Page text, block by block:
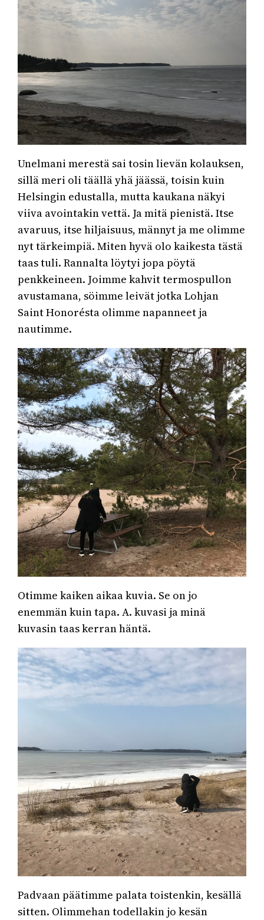
Unelmani merestä sai tosin lievän kolauksen,
sillä meri oli täällä yhä jäässä, toisin kuin
Helsingin edustalla, mutta kaukana näkyi
viiva avointakin vettä. Ja mitä pienistä. Itse
avaruus, itse hiljaisuus, männyt ja me olimme
nyt tärkeimpiä. Miten hyvä olo kaikesta tästä
taas tuli. Rannalta löytyi jopa pöytä
penkkeineen. Joimme kahvit termospullon
avustamana, söimme leivät jotka Lohjan
Saint Honorésta olimme napanneet ja
nautimme.
Otimme kaiken aikaa kuvia. Se on jo
enemmän kuin tapa. A. kuvasi ja minä
kuvasin taas kerran häntä.
Padvaan päätimme palata toistenkin, kesällä
sitten. Olimmehan todellakin jo kesän